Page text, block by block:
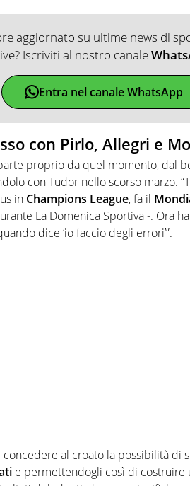
aggiornato su ultime news di
Iscriviti al nostro canale
Entra nel canale WhatsApp
con Pirlo, Allegri e
proprio da quel momento, dal
con Tudor nello scorso marzo.
in Champions League, fa il
La Domenica Sportiva -. Ora
dice ‘io faccio degli errori’”.
concedere al croato la possibilità di
e permettendogli così di costruire